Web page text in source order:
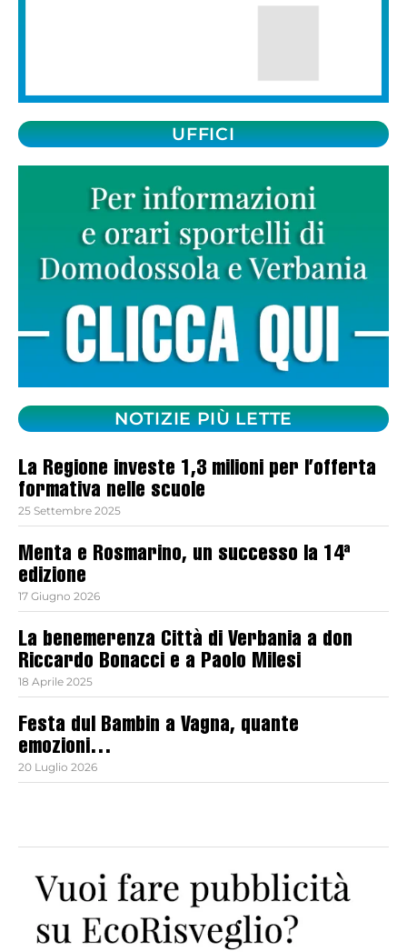
UFFICI
NOTIZIE PIÙ LETTE
La Regione investe 1,3 milioni per l’offerta
formativa nelle scuole
25 Settembre 2025
Menta e Rosmarino, un successo la 14ª
edizione
17 Giugno 2026
La benemerenza Città di Verbania a don
Riccardo Bonacci e a Paolo Milesi
18 Aprile 2025
Festa dul Bambin a Vagna, quante
emozioni…
20 Luglio 2026